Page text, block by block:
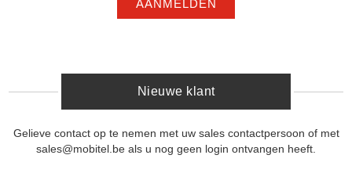
AANMELDEN
Nieuwe klant
Gelieve contact op te nemen met uw sales contactpersoon of met
sales@mobitel.be als u nog geen login ontvangen heeft.